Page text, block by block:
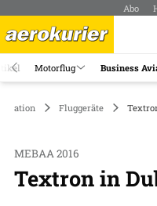
Abo
Motorflug Business
Fluggeräte
MEBAA 2016
Textron in